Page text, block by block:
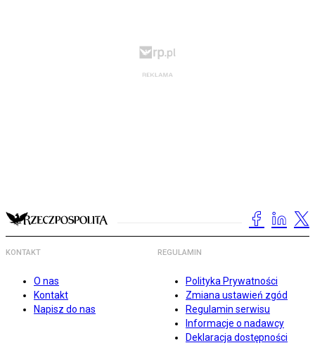
KONTAKT
O nas
Kontakt
Napisz do nas
REGULAMIN
Polityka Prywatności
Zmiana ustawień zgód
Regulamin serwisu
Informacje o nadawcy
Deklaracja dostępności